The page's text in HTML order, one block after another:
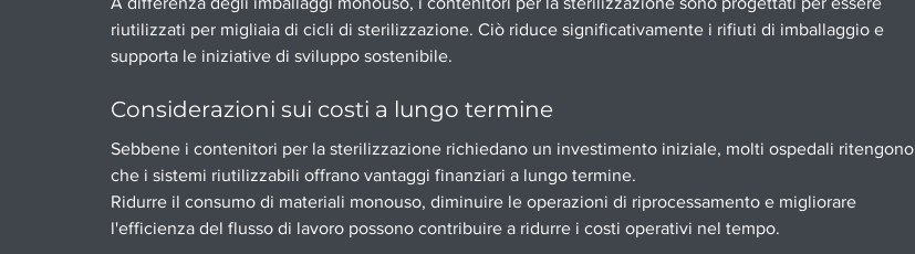
riutilizzati per migliaia di cicli di sterilizzazione. Ciò riduce significativamente i rifiuti di imballaggio e
supporta le iniziative di sviluppo sostenibile.
Considerazioni sui costi a lungo termine
Sebbene i contenitori per la sterilizzazione richiedano un investimento iniziale, molti ospedali ritengono
che i sistemi riutilizzabili offrano vantaggi finanziari a lungo termine.
Ridurre il consumo di materiali monouso, diminuire le operazioni di riprocessamento e migliorare
l'efficienza del flusso di lavoro possono contribuire a ridurre i costi operativi nel tempo.